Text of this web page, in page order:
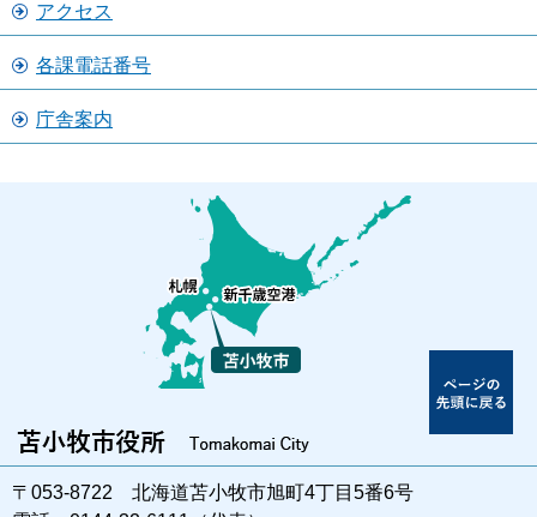
アクセス
各課電話番号
庁舎案内
〒053-8722 北海道苫小牧市旭町4丁目5番6号